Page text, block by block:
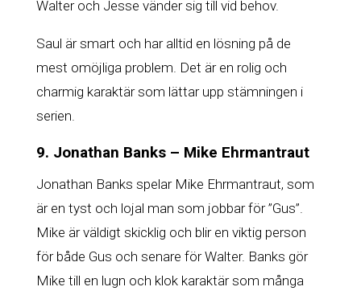
Walter och Jesse vänder sig till vid behov.
Saul är smart och har alltid en lösning på de
mest omöjliga problem. Det är en rolig och
charmig karaktär som lättar upp stämningen i
serien.
9. Jonathan Banks – Mike Ehrmantraut
Jonathan Banks spelar Mike Ehrmantraut, som
är en tyst och lojal man som jobbar för ”Gus”.
Mike är väldigt skicklig och blir en viktig person
för både Gus och senare för Walter. Banks gör
Mike till en lugn och klok karaktär som många